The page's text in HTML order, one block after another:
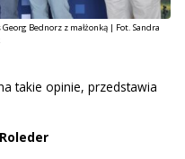
Bednorz z małżonką | Fot. Sandra
takie opinie, przedstawia